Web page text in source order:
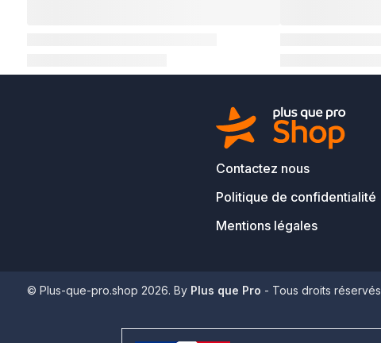
Contactez nous
Politique de confidentialité
Mentions légales
© Plus-que-pro.shop 2026. By Plus que Pro - Tous droits réservés